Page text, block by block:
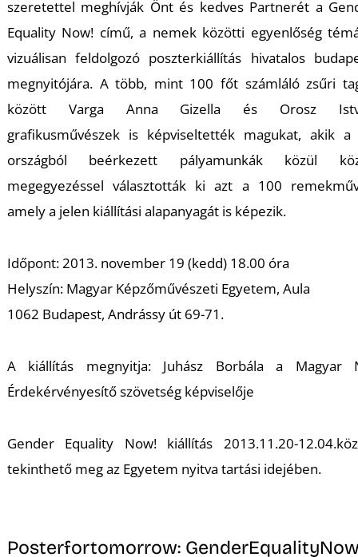
szeretettel meghívják Önt és kedves Partnerét a
Equality Now! című, a nemek közötti egyenlőség
vizuálisan feldolgozó poszterkiállítás hivatalos
megnyitójára. A több, mint 100 főt számláló zsűri
között Varga Anna Gizella és Orosz
grafikusművészek is képviseltették magukat, akik a
országból beérkezett pályamunkák közül
megegyezéssel választották ki azt a 100
amely a jelen kiállítási alapanyagát is képezik.
Időpont: 2013. november 19 (kedd) 18.00 óra
Helyszín: Magyar Képzőművészeti Egyetem, Aula
1062 Budapest, Andrássy út 69-71.
A kiállítás megnyitja: Juhász Borbála a Magyar
Érdekérvényesítő szövetség képviselője
Gender Equality Now! kiállítás 2013.11.20-
tekinthető meg az Egyetem nyitva tartási idejében.
Posterfortomorrow: